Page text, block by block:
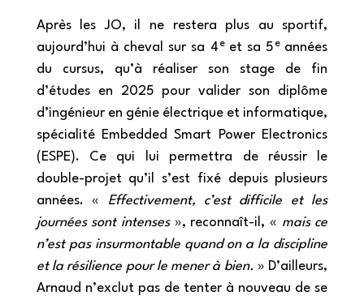
Après les JO, il ne restera plus au sportif,
aujourd’hui à cheval sur sa 4 eet sa 5 eannées
du cursus, qu’à réaliser son stage de fin
d’études en 2025 pour valider son diplôme
d’ingénieur en génie électrique et informatique,
spécialité Embedded Smart Power Electronics
(ESPE). Ce qui lui permettra de réussir le
double-projet qu’il s’est fixé depuis plusieurs
années. « Effectivement, c’est difficile et les
journées sont intenses», reconnaît-il, « mais ce
n’est pas insurmontable quand on a la discipline
et la résilience pour le mener à bien. » D’ailleurs,
Arnaud n’exclut pas de tenter à nouveau de se